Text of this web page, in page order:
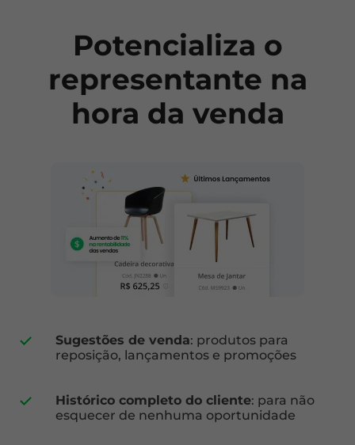
Potencializa o
representante na
hora da venda
Sugestões de venda: produtos para
reposição, lançamentos e promoções
Histórico completo do cliente: para não
esquecer de nenhuma oportunidade